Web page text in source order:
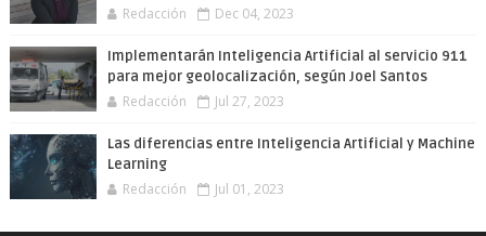
Redacción Dec 04, 2023
Implementarán Inteligencia Artificial al servicio 911
para mejor geolocalización, según Joel Santos
Redacción Jul 27, 2023
Las diferencias entre Inteligencia Artificial y Machine
Learning
Redacción Jul 01, 2023